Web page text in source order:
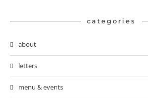
categories
about
letters
menu & events